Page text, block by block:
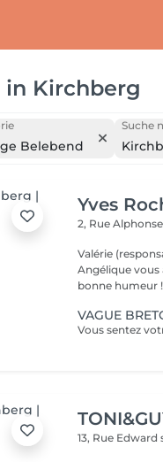
in Kirchberg
Belebend
Suche
Yves
2, Rue
Valérie
Angélique vous
VAGUE
13, Rue Edward